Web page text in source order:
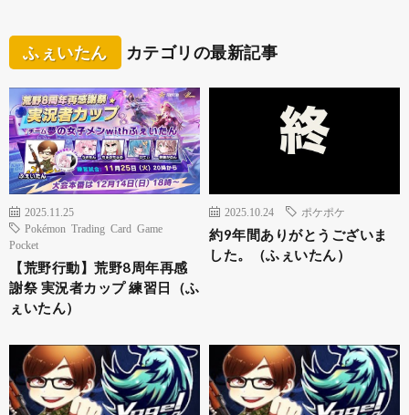
ふぇいたん カテゴリの最新記事
2025.11.25
Pokémon Trading Card Game
Pocket
【荒野行動】荒野8周年再感
謝祭 実況者カップ 練習日（ふ
ぇいたん）
2025.10.24 ポケポケ
約9年間ありがとうございま
した。（ふぇいたん）